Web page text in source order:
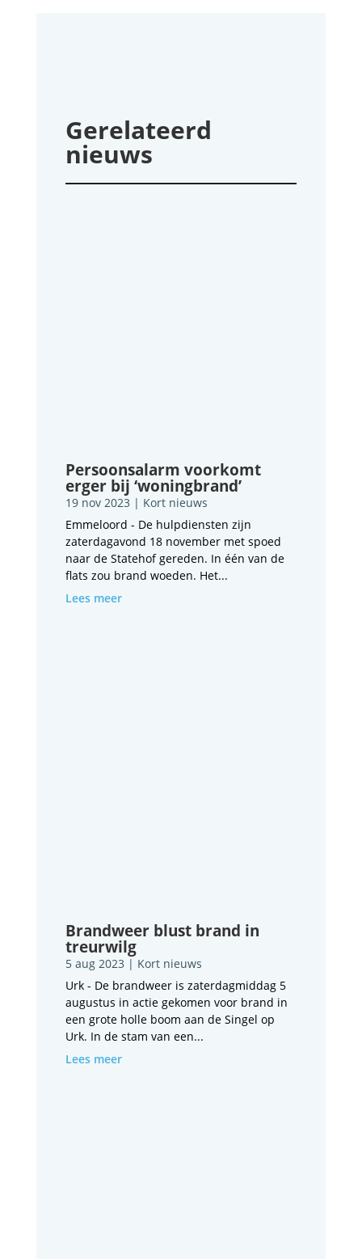
Gerelateerd
nieuws
Persoonsalarm voorkomt
erger bij ‘woningbrand’
19 nov 2023 | Kort nieuws
Emmeloord - De hulpdiensten zijn
zaterdagavond 18 november met spoed
naar de Statehof gereden. In één van de
flats zou brand woeden. Het...
Lees meer
Brandweer blust brand in
treurwilg
5 aug 2023 | Kort nieuws
Urk - De brandweer is zaterdagmiddag 5
augustus in actie gekomen voor brand in
een grote holle boom aan de Singel op
Urk. In de stam van een...
Lees meer